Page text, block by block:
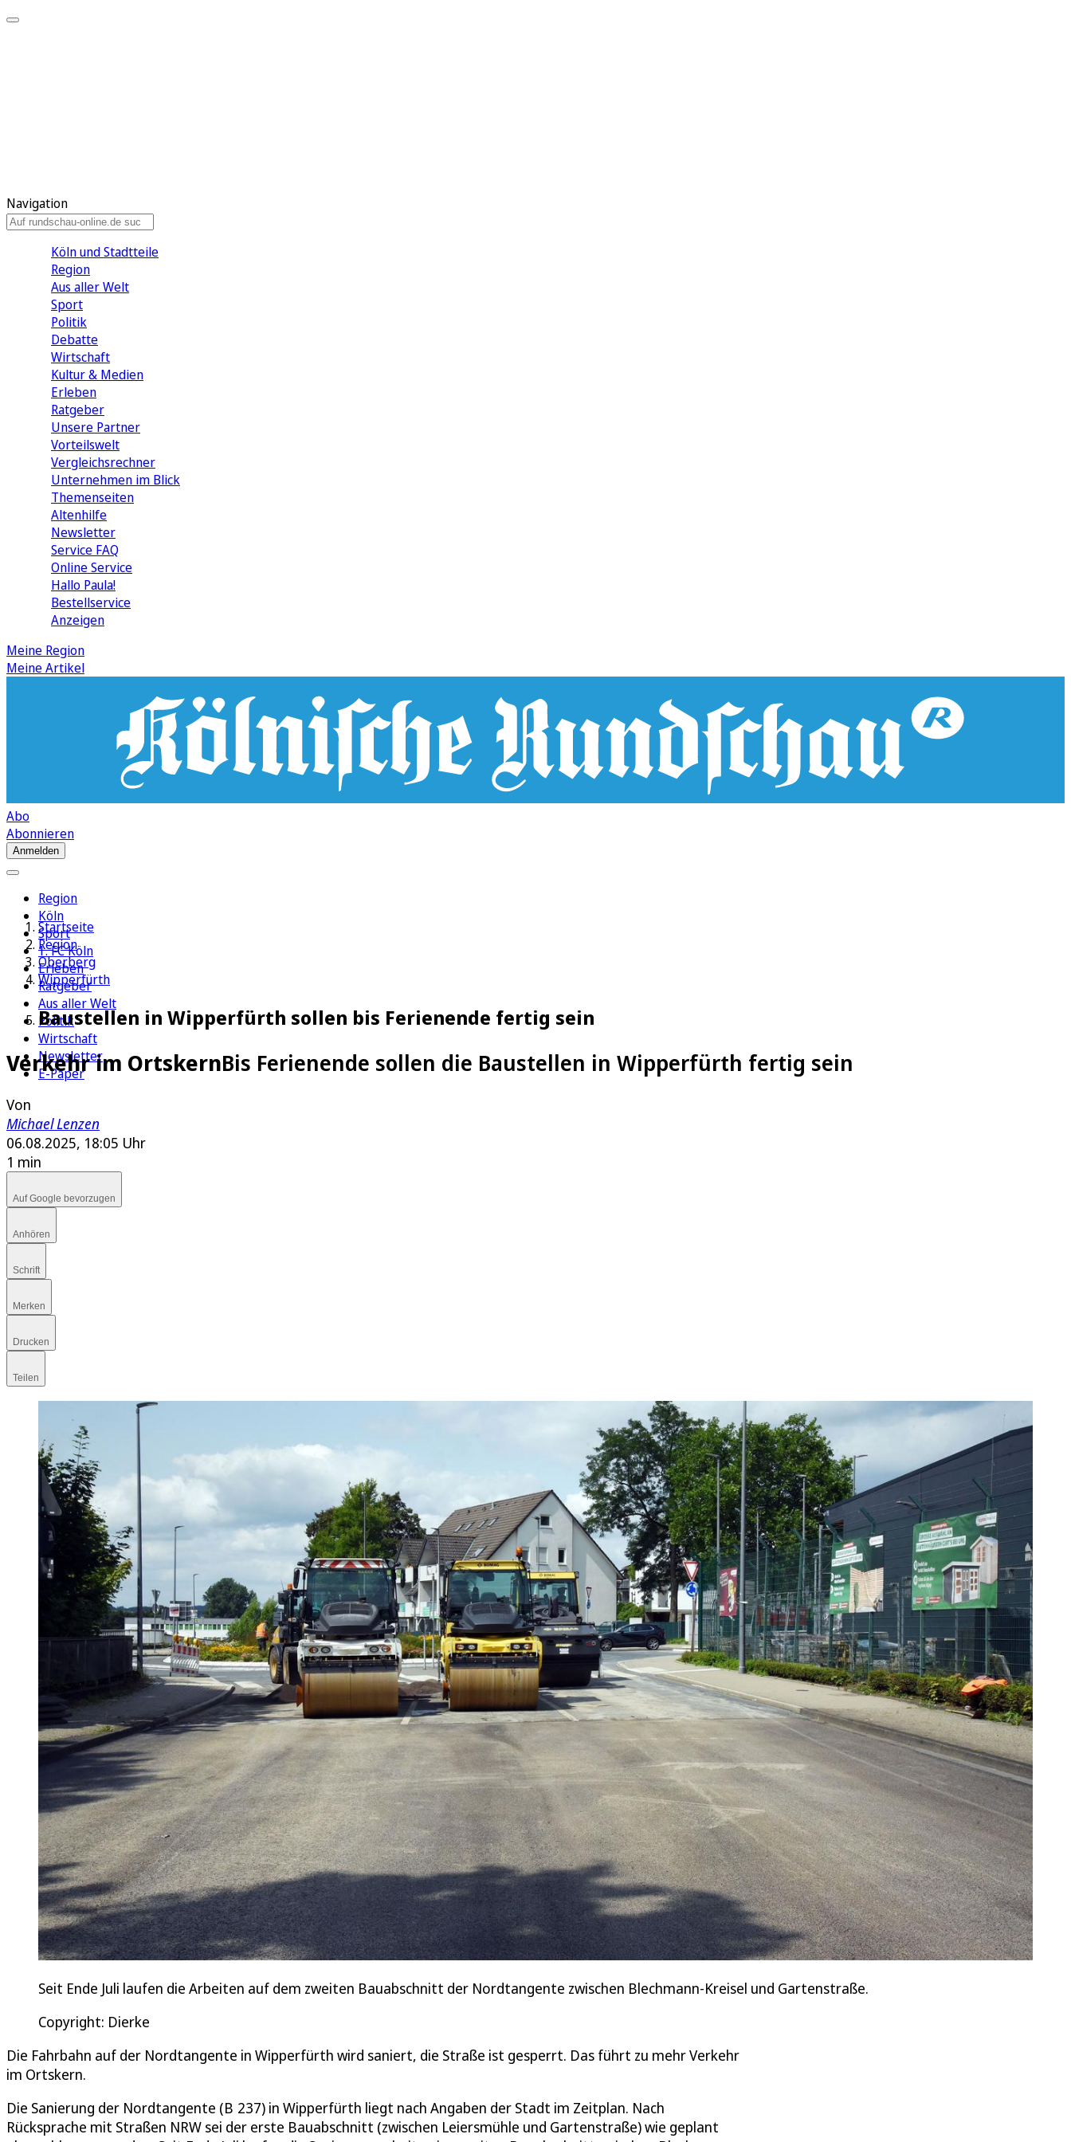
Navigation
Köln und Stadtteile
Region
Aus aller Welt
Sport
Politik
Debatte
Wirtschaft
Kultur & Medien
Erleben
Ratgeber
Unsere Partner
Vorteilswelt
Vergleichsrechner
Unternehmen im Blick
Themenseiten
Altenhilfe
Newsletter
Service FAQ
Online Service
Hallo Paula!
Bestellservice
Anzeigen
Meine Region
Meine Artikel
Abo
Abonnieren
Anmelden
Region
Köln
Sport
1. FC Köln
Erleben
Ratgeber
Aus aller Welt
Politik
Wirtschaft
Newsletter
E-Paper
Startseite
Region
Oberberg
Wipperfürth
Baustellen in Wipperfürth sollen bis Ferienende fertig sein
Verkehr im OrtskernBis Ferienende sollen die Baustellen in Wipperfürth fertig sein
Von
Michael Lenzen
06.08.2025, 18:05 Uhr
1 min
Auf Google bevorzugen
Anhören
Schrift
Merken
Drucken
Teilen
Seit Ende Juli laufen die Arbeiten auf dem zweiten Bauabschnitt der Nordtangente zwischen Blechmann-Kreisel und Gartenstraße.
Copyright: Dierke
Die Fahrbahn auf der Nordtangente in Wipperfürth wird saniert, die Straße ist gesperrt. Das führt zu mehr Verkehr
im Ortskern.
Die Sanierung der Nordtangente (B 237) in Wipperfürth liegt nach Angaben der Stadt im Zeitplan. Nach
Rücksprache mit Straßen NRW sei der erste Bauabschnitt (zwischen Leiersmühle und Gartenstraße) wie geplant